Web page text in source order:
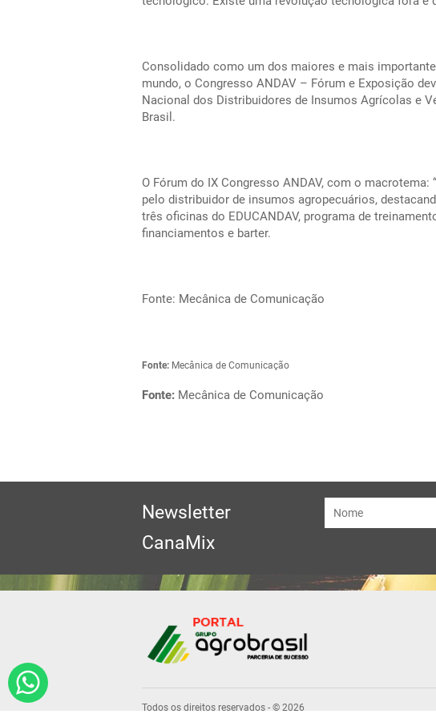
Consolidado como um dos maiores e mais
mundo, o Congresso ANDAV – Fórum e Exposição
Nacional dos Distribuidores de Insumos Agrícolas e
Brasil.
O Fórum do IX Congresso ANDAV, com o
pelo distribuidor de insumos agropecuários,
três oficinas do EDUCANDAV, programa de
financiamentos e barter.
Fonte: Mecânica de Comunicação
Fonte: Mecânica de Comunicação
Fonte: Mecânica de Comunicação
Newsletter
CanaMix
Todos os direitos reservados - © 2026